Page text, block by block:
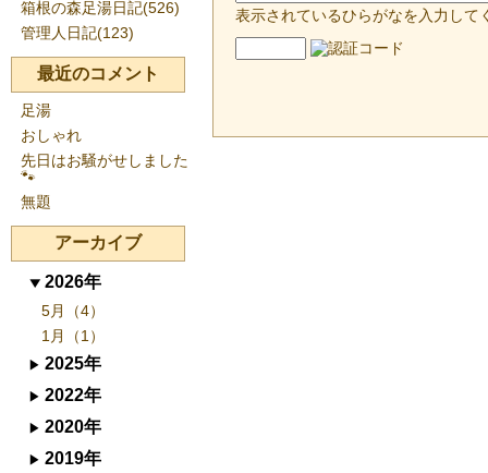
表示されているひらがなを入力して
箱根の森足湯日記(526)
管理人日記(123)
最近のコメント
足湯
おしゃれ
先日はお騒がせしました
🐾
無題
アーカイブ
2026年
5月（4）
1月（1）
2025年
2022年
2020年
2019年